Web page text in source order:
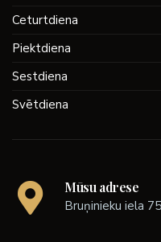
Ceturtdiena
Piektdiena
Sestdiena
Svētdiena
Mūsu adrese
Bruņinieku iela